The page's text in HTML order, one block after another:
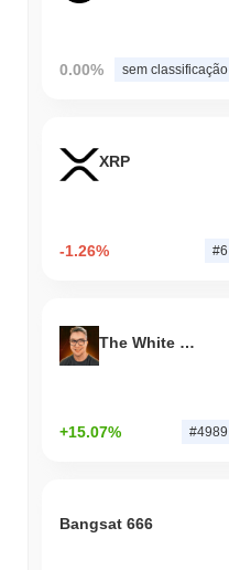
0.00% sem classificação
XRP
-1.26% #6
The White Bull
+15.07% #4989
Bangsat 666